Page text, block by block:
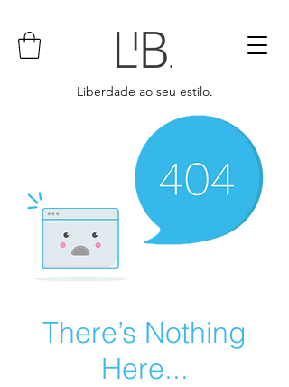
Liberdade ao seu estilo.
There’s Nothing
Here...